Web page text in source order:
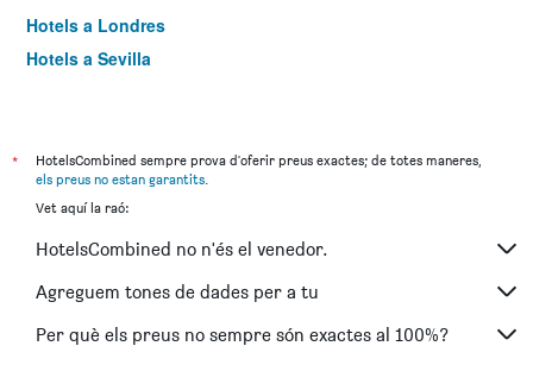
Hotels a Londres
Hotels a Sevilla
*
HotelsCombined sempre prova d'oferir preus exactes; de totes maneres,
els preus no estan garantits.
Vet aquí la raó:
HotelsCombined no n'és el venedor.
Agreguem tones de dades per a tu
Per què els preus no sempre són exactes al 100%?